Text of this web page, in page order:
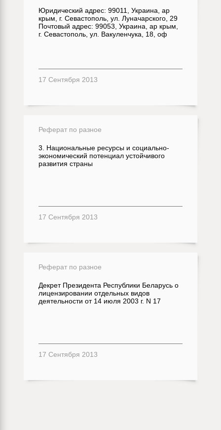
Юридический адрес: 99011, Украина, ар
крым, г. Севастополь, ул. Луначарского, 29
Почтовый адрес: 99053, Украина, ар крым,
г. Севастополь, ул. Вакуленчука, 18, оф
17 Сентября 2013
Реферат по разное
3. Национальные ресурсы и социально-
экономический потенциал устойчивого
развития страны
17 Сентября 2013
Реферат по разное
Декрет Президента Республики Беларусь о
лицензировании отдельных видов
деятельности от 14 июля 2003 г. N 17
17 Сентября 2013